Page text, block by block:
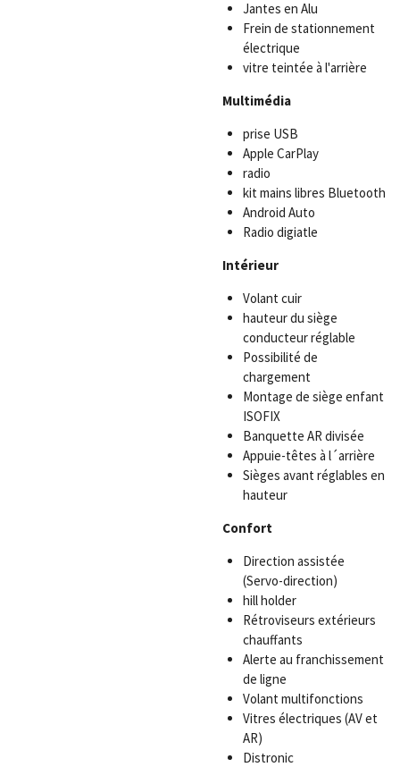
Jantes en Alu
Frein de stationnement
électrique
vitre teintée à l'arrière
Multimédia
prise USB
Apple CarPlay
radio
kit mains libres Bluetooth
Android Auto
Radio digiatle
Intérieur
Volant cuir
hauteur du siège
conducteur réglable
Possibilité de
chargement
Montage de siège enfant
ISOFIX
Banquette AR divisée
Appuie-têtes à l´arrière
Sièges avant réglables en
hauteur
Confort
Direction assistée
(Servo-direction)
hill holder
Rétroviseurs extérieurs
chauffants
Alerte au franchissement
de ligne
Volant multifonctions
Vitres électriques (AV et
AR)
Distronic